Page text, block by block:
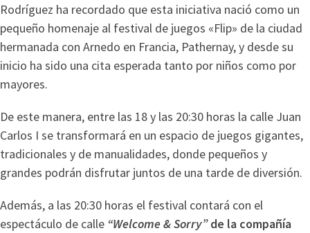
Rodríguez ha recordado que esta iniciativa nació como un
pequeño homenaje al festival de juegos «Flip» de la ciudad
hermanada con Arnedo en Francia, Pathernay, y desde su
inicio ha sido una cita esperada tanto por niños como por
mayores.
De este manera, entre las 18 y las 20:30 horas la calle Juan
Carlos I se transformará en un espacio de juegos gigantes,
tradicionales y de manualidades, donde pequeños y
grandes podrán disfrutar juntos de una tarde de diversión.
Además, a las 20:30 horas el festival contará con el
espectáculo de calle “Welcome & Sorry”de la compañía